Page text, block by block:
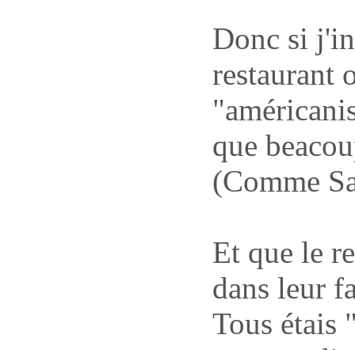
Donc si
restaurant
que
(Comme
Et que le
dans leur
Tous étais